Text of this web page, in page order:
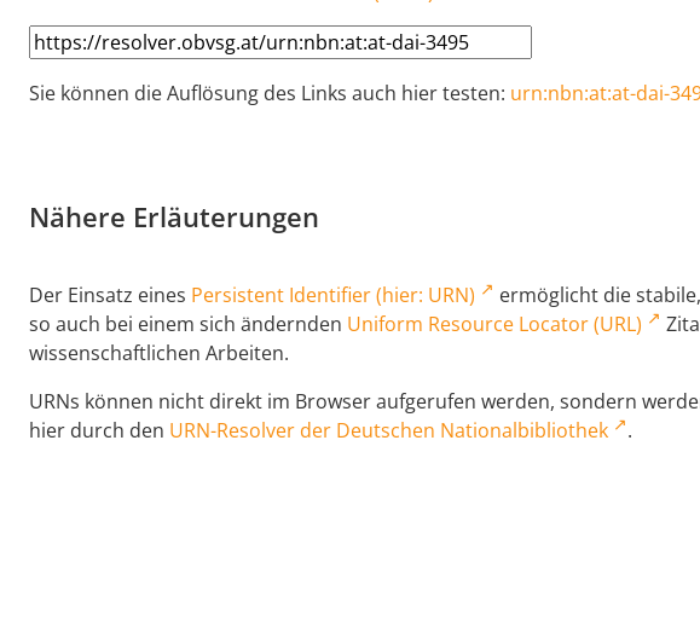
Sie können die Auflösung des Links auch hier testen: urn:nbn:at:at-dai-
Nähere Erläuterungen
Der Einsatz eines Persistent Identifier (hier: URN)
ermöglicht die
so auch bei einem sich ändernden Uniform Resource Locator (URL)
wissenschaftlichen Arbeiten.
URNs können nicht direkt im Browser aufgerufen werden, sondern
hier durch den URN-Resolver der Deutschen Nationalbibliothek .